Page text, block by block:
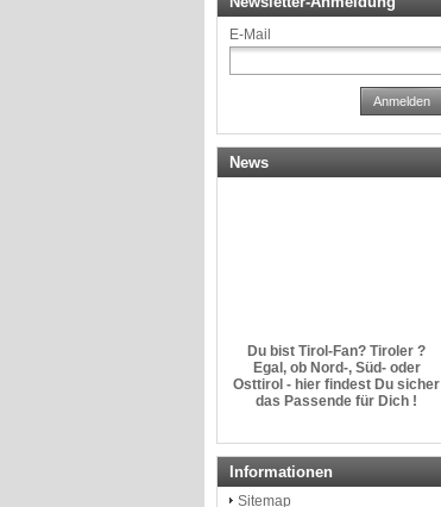
E-Mail
Anmelden
News
Du bist Tirol-Fan? Tiroler ?
Egal, ob Nord-, Süd- oder
Osttirol - hier findest Du sicher
das Passende für Dich !
http://www.dem-land-tirol-die-
treue.com
Informationen
Sitemap